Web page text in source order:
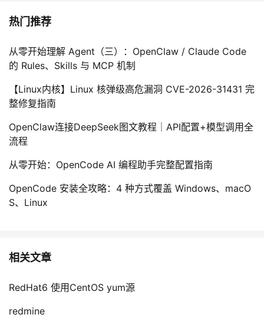
热门推荐
从零开始理解 Agent（三）：OpenClaw / Claude Code
的 Rules、Skills 与 MCP 机制
【Linux内核】Linux 核弹级高危漏洞 CVE-2026-31431 完
整修复指南
OpenClaw连接DeepSeek图文教程｜API配置+模型调用全
流程
从零开始：OpenCode AI 编程助手完整配置指南
OpenCode 安装全攻略：4 种方式覆盖 Windows、macO
S、Linux
相关文章
RedHat6 使用CentOS yum源
redmine